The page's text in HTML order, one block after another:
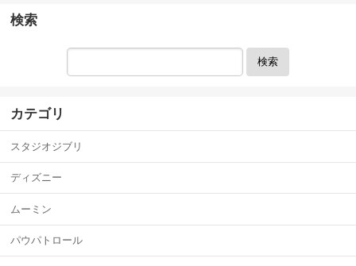
検索
検索
カテゴリ
スタジオジブリ
ディズニー
ムーミン
パウパトロール